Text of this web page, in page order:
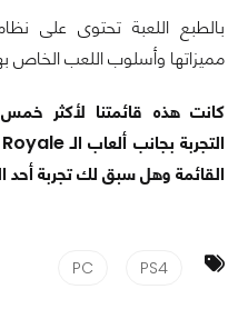
بالطبع اللعبة تحتوى على
مميزاتها وأسلوب اللعب الخاص
القائمة وهل سبق لك تجربة أحد
PS4
PC